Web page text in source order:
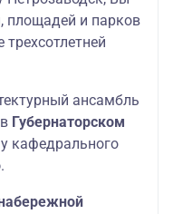
площадей и парков
ансамбль
Губернаторском
кафедрального
.